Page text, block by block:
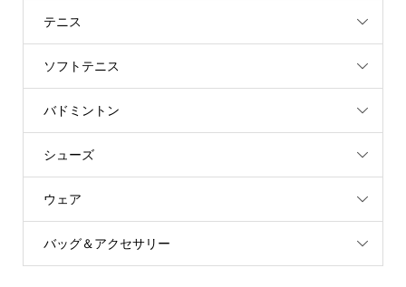
テニス
ソフトテニス
バドミントン
シューズ
ウェア
バッグ＆アクセサリー